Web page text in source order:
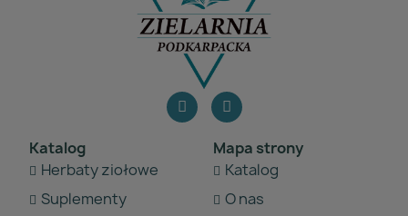
Katalog
Herbaty ziołowe
Suplementy
Mapa strony
Katalog
O nas